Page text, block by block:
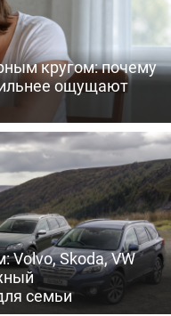
кругом: почему
ощущают
Volvo, Skoda, VW
семьи